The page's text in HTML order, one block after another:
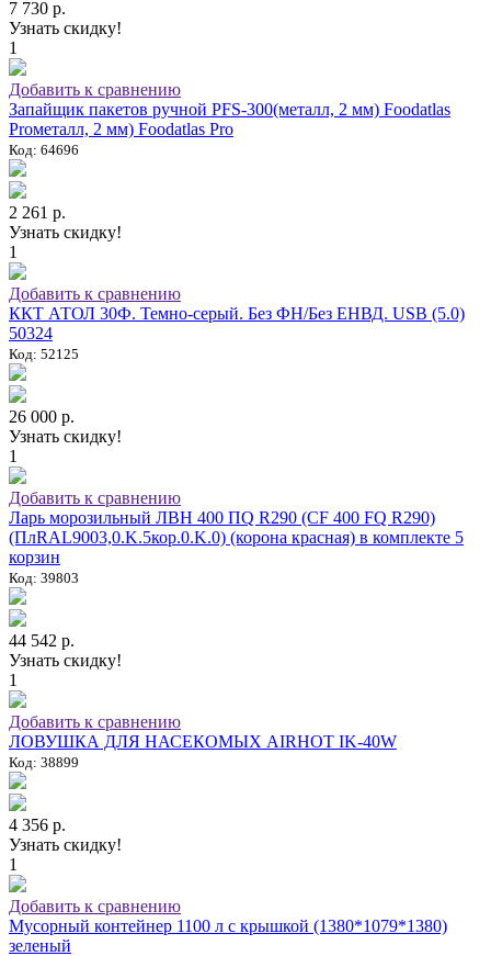
7 730 р.
Узнать скидку!
1
Добавить к сравнению
Запайщик пакетов ручной PFS-300(металл, 2 мм) Foodatlas
Proметалл, 2 мм) Foodatlas Pro
Код: 64696
2 261 р.
Узнать скидку!
1
Добавить к сравнению
ККТ АТОЛ 30Ф. Темно-серый. Без ФН/Без ЕНВД. USB (5.0)
50324
Код: 52125
26 000 р.
Узнать скидку!
1
Добавить к сравнению
Ларь морозильный ЛВН 400 ПQ R290 (СF 400 FQ R290)
(ПлRAL9003,0.K.5кор.0.K.0) (корона красная) в комплекте 5
корзин
Код: 39803
44 542 р.
Узнать скидку!
1
Добавить к сравнению
ЛОВУШКА ДЛЯ НАСЕКОМЫХ AIRHOT IK-40W
Код: 38899
4 356 р.
Узнать скидку!
1
Добавить к сравнению
Мусорный контейнер 1100 л с крышкой (1380*1079*1380)
зеленый